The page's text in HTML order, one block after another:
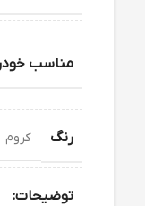
مناسب
رنگ کروم
توضیحات: